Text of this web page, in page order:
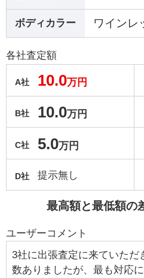
ボディカラー ワインレ
各社査定額
A社 10.0万円
B社 10.0万円
C社 5.0万円
D社 提示無し
最高額と最低額の
ユーザーコメント
3社に出張査定に来ていただ
数ありましたが、最も対応